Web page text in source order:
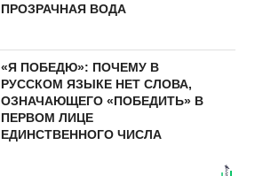
ПРОЗРАЧНАЯ ВОДА
«Я ПОБЕДЮ»: ПОЧЕМУ В
РУССКОМ ЯЗЫКЕ НЕТ СЛОВА,
ОЗНАЧАЮЩЕГО «ПОБЕДИТЬ» В
ПЕРВОМ ЛИЦЕ
ЕДИНСТВЕННОГО ЧИСЛА